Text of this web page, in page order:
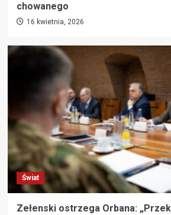
chowanego
16 kwietnia, 2026
Świat
Zełenski ostrzega Orbana: